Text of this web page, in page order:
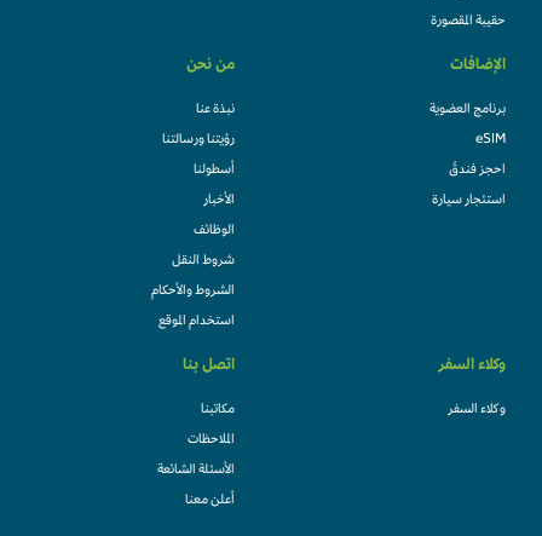
حقيبة المقصورة
الإضافات
برنامج العضوية
eSIM
احجز فندقً
استئجار سيارة
من نحن
نبذة عنا
رؤيتنا ورسالتنا
أسطولنا
الأخبار
الوظائف
شروط النقل
الشروط والأحكام
استخدام الموقع
وكلاء السفر
وكلاء السفر
اتصل بنا
مكاتبنا
الملاحظات
الأسئلة الشائعة
أعلن معنا